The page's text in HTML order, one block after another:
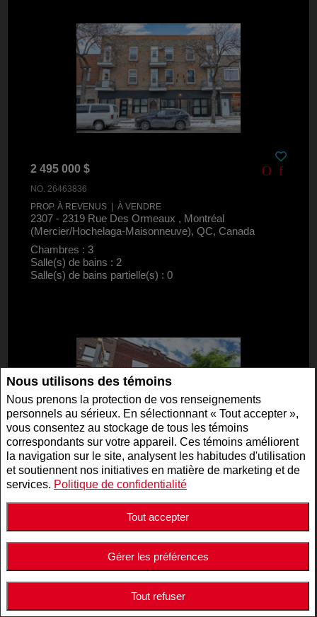
Nous utilisons des témoins
Nous prenons la protection de vos renseignements
personnels au sérieux. En sélectionnant « Tout accepter »,
vous consentez au stockage de tous les témoins
correspondants sur votre appareil. Ces témoins améliorent
la navigation sur le site, analysent les habitudes d'utilisation
et soutiennent nos initiatives en matière de marketing et de
services. Politique de confidentialité
Tout accepter
Gérer les préférences
Tout refuser
2 495 000 $
NO. 26463836
PROP. À REVENUS | À VENDRE
2307 - 2319 Rue Des Ormeaux , Montréal
(Mercier/Hochelaga-Maisonneuve), QC, Canada
Chambres : 3
Salle(s) de bains : 2
Salle(s) de bains partielle(s) : 0
2 995 000 $
NO. 19947125
COM./IND./ENT. | À VENDRE
5511 - 5513 Av. de Monkland , Montréal (Côte-des-
Neiges/Notre-Dame-de-Grâce), QC, Canada